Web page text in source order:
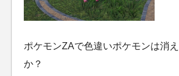
ポケモンZAで色違いポケモンは消
か？